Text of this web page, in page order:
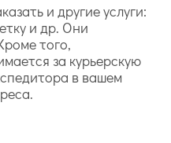
и другие услуги:
и др. Они
того,
за курьерскую
в вашем